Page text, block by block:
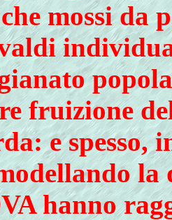
mossi da
fruizione
e spesso,
hanno